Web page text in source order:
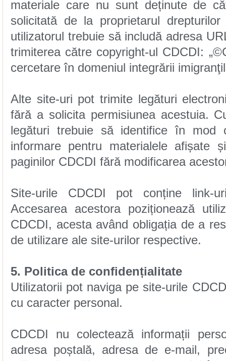
cercetare în domeniul integrării
paginilor CDCDI fără modificarea
de utilizare ale site-urilor respective.
5. Politica de confidențialitate
cu caracter personal.